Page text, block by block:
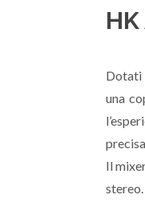
Dotati
una
Il